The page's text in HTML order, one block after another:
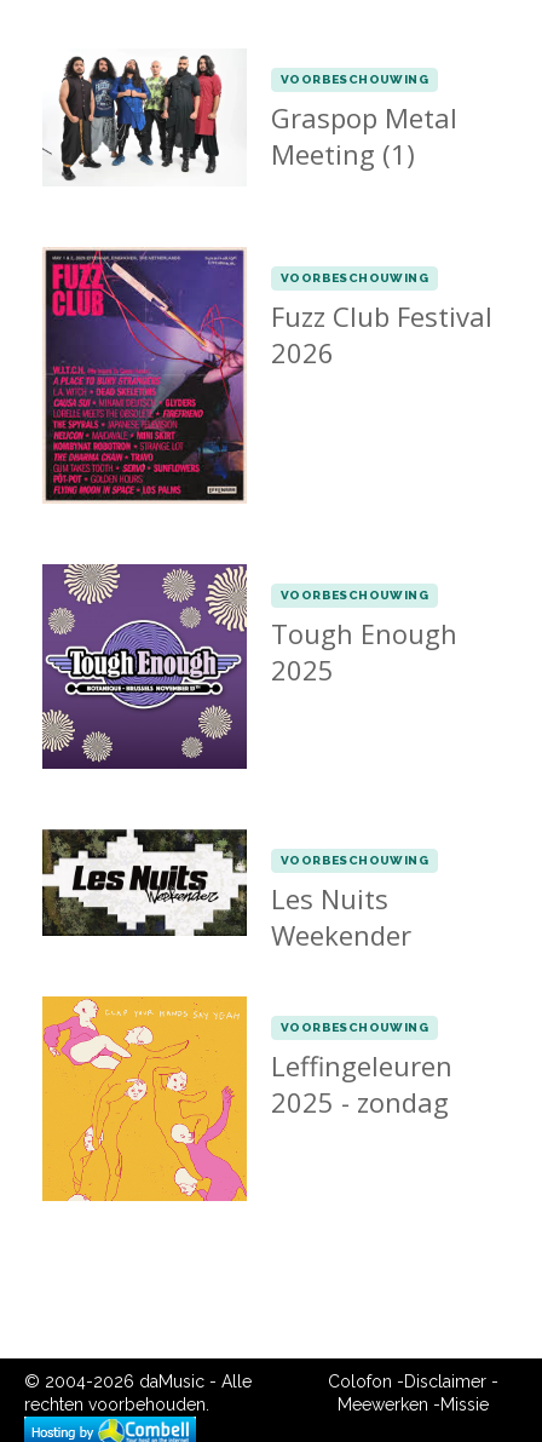
VOORBESCHOUWING
Graspop Metal
Meeting (1)
VOORBESCHOUWING
Fuzz Club Festival
2026
VOORBESCHOUWING
Tough Enough
2025
VOORBESCHOUWING
Les Nuits
Weekender
VOORBESCHOUWING
Leffingeleuren
2025 - zondag
© 2004-2026 daMusic - Alle
rechten voorbehouden.
Colofon -Disclaimer-
Meewerken -Missie